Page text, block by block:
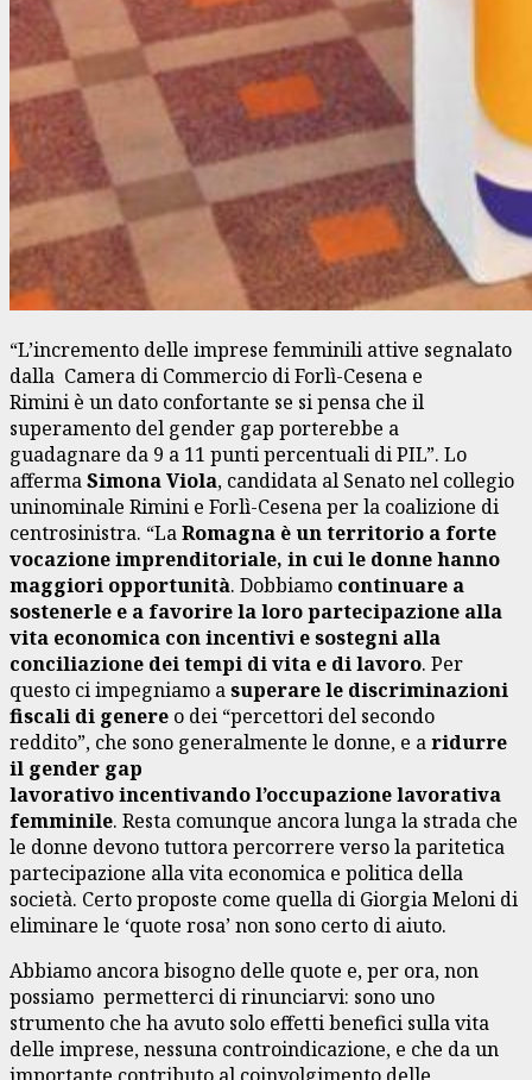
“L’incremento delle imprese femminili attive segnalato
dalla Camera di Commercio di Forlì-Cesena e
Rimini è un dato confortante se si pensa che il
superamento del gender gap porterebbe a
guadagnare da 9 a 11 punti percentuali di PIL”. Lo
affermaSimona Viola, candidata al Senato nel collegio
uninominale Rimini e Forlì-Cesena per la coalizione di
centrosinistra. “LaRomagna è un territorio a forte
vocazione imprenditoriale, in cui le donne hanno
maggiori opportunità. Dobbiamo continuare a
sostenerle e a favorire la loro partecipazione alla
vita economica con incentivi e sostegni alla
conciliazione dei tempi di vita e di lavoro. Per
questo ci impegniamo asuperare le discriminazioni
fiscali di genere o dei “percettori del secondo
reddito”, che sono generalmente le donne, e aridurre
il gender gap
lavorativo incentivando l’occupazione lavorativa
femminile. Resta comunque ancora lunga la strada che
le donne devono tuttora percorrere verso la paritetica
partecipazione alla vita economica e politica della
società. Certo proposte come quella di Giorgia Meloni di
eliminare le ‘quote rosa’ non sono certo di aiuto.
Abbiamo ancora bisogno delle quote e, per ora, non
possiamo permetterci di rinunciarvi: sono uno
strumento che ha avuto solo effetti benefici sulla vita
delle imprese, nessuna controindicazione, e che da un